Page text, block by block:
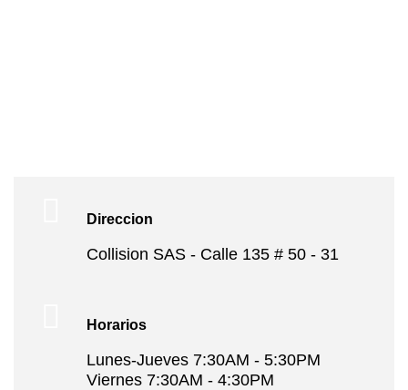
Direccion
Collision SAS - Calle 135 # 50 - 31
Horarios
Lunes-Jueves 7:30AM - 5:30PM
Viernes 7:30AM - 4:30PM